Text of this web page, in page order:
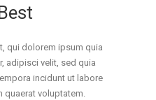
qui dolorem ipsum quia
adipisci velit, sed quia
incidunt ut labore
quaerat voluptatem.